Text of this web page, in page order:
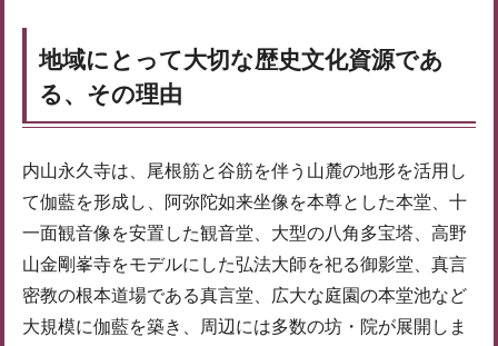
地域にとって大切な歴史文化資源であ
る、その理由
内山永久寺は、尾根筋と谷筋を伴う山麓の地形を活用し
て伽藍を形成し、阿弥陀如来坐像を本尊とした本堂、十
一面観音像を安置した観音堂、大型の八角多宝塔、高野
山金剛峯寺をモデルにした弘法大師を祀る御影堂、真言
密教の根本道場である真言堂、広大な庭園の本堂池など
大規模に伽藍を築き、周辺には多数の坊・院が展開しま